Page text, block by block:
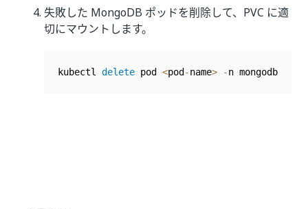
失敗した MongoDB ポッドを削除して、PVC に適
切にマウントします。
kubectl delete pod <pod -name> -n mongodb